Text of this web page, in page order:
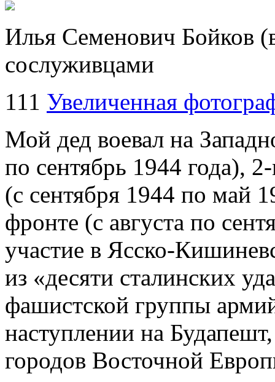
Илья Семенович Бойков
сослуживцами
111 Увеличенная
Мой дед воевал на
по сентябрь 1944 года),
(с сентября 1944 по май
фронте (с августа по
участие в Ясско-
из «десяти сталинских
фашистской группы
наступлении на
городов Восточной